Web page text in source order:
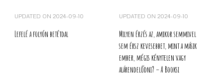
UPDATED ON 2024-09-10
Lefelé a folyón betétdal
UPDATED ON 2024-09-10
Milyen érzés az, amikor semmivel
sem érsz kevesebbet, mint a másik
ember, mégis kénytelen vagy
alárendelődni? – A Booksi